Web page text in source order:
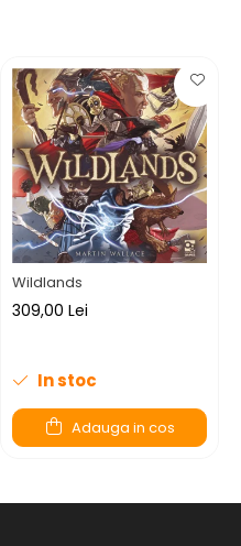
Wildlands
309,00 Lei
In stoc
Adauga in cos